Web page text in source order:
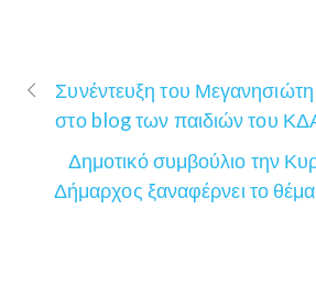
Συνέντευξη του
στο blog των παιδιών του
Δημοτικό συμβούλιο την
Δήμαρχος ξαναφέρνει το